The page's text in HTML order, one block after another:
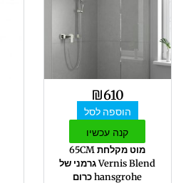
₪610
הוספה לסל
קנה עכשיו
מוט מקלחת 65CM
Vernis Blend גרמני של
hansgrohe כרום